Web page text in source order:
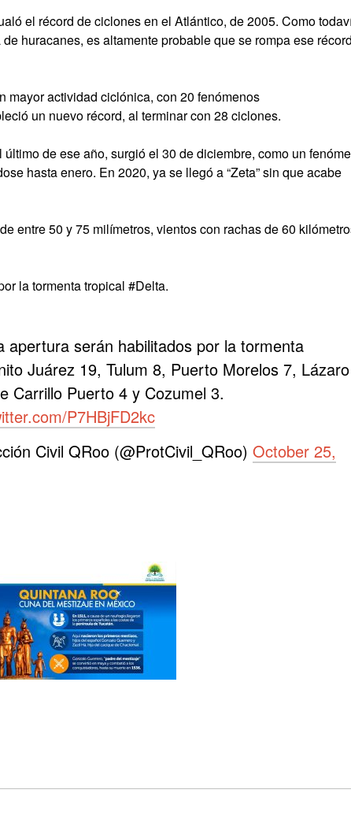
el récord de ciclones en el Atlántico, de 2005. Como
huracanes, es altamente probable que se rompa ese
mayor actividad ciclónica, con 20 fenómenos
un nuevo récord, al terminar con 28 ciclones.
último de ese año, surgió el 30 de diciembre, como un
hasta enero. En 2020, ya se llegó a “Zeta” sin que acabe
entre 50 y 75 milímetros, vientos con rachas de 60
la tormenta tropical #Delta.
apertura serán habilitados por la tormenta
Juárez 19, Tulum 8, Puerto Morelos 7, Lázaro
Carrillo Puerto 4 y Cozumel 3.
P7HBjFD2kc
Civil QRoo (@ProtCivil_QRoo) October 25,